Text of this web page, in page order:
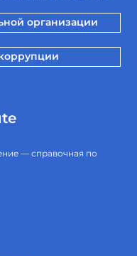
организации
— справочная по